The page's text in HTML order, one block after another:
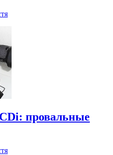
провальные